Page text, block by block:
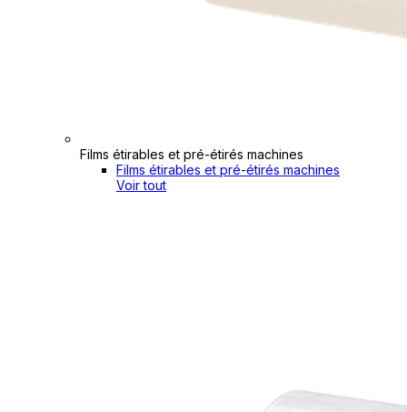
Films étirables et pré-étirés machines
Films étirables et pré-étirés machines
Voir tout